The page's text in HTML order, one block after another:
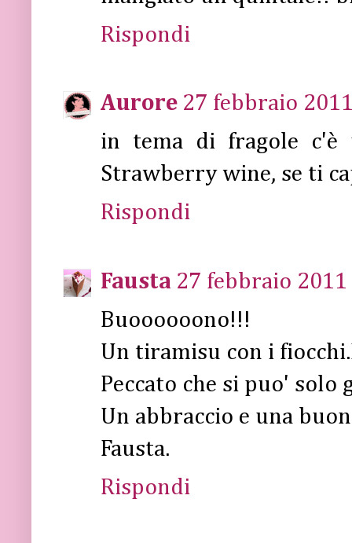
Rispondi
Aurore 27 febbraio
in tema di fragole c'è
Strawberry wine, se ti
Rispondi
Fausta 27 febbraio
Buoooooono!!!
Un tiramisu con i
Peccato che si puo' solo
Un abbraccio e una
Fausta.
Rispondi